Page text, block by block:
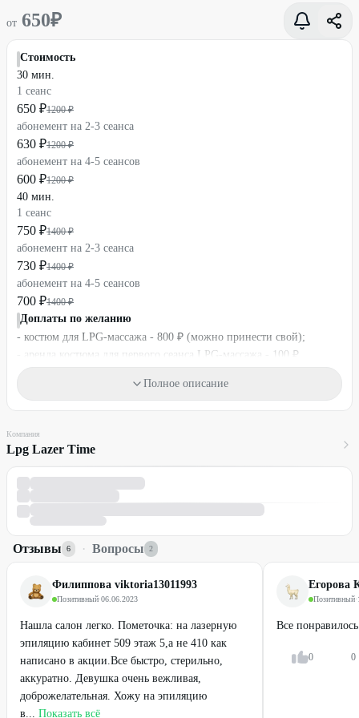
от 650₽
Стоимость
30 мин.
1 сеанс
650 ₽1200 ₽
абонемент на 2-3 сеанса
630 ₽1200 ₽
абонемент на 4-5 сеансов
600 ₽1200 ₽
40 мин.
1 сеанс
750 ₽1400 ₽
абонемент на 2-3 сеанса
730 ₽1400 ₽
абонемент на 4-5 сеансов
700 ₽1400 ₽
Доплаты по желанию
- костюм для LPG-массажа - 800 ₽ (можно принести свой);
- аренда костюма для первого сеанса LPG-массажа - 100 ₽
Подробнее
процедура выполняется на аппарате Integral V9;
срок действия абонементов - 12 месяцев с момента активации;
при оформлении абонемента;
клиентом - восстановлению не подлежат, денежные средства за
них не возвращаются;
при утере абонемента, купленного по акции, восстановление
приобретение абонемента означает, что вы согласны с
вышеизложенным, правилами пользования абонементом и
правилам посещения студии.
Условия
Возрастные ограничения: 18+
Материалы входят в стоимость.
Услуги по акции оказывает мастер-женщина.
Один промокод действует на одного человека.
Полное описание
Компания
Lpg Lazer Time
Отзывы 6 · Вопросы 2
Филиппова viktoria13011993
Позитивный·06.06.2023
Нашла салон легко. Пометочка: на лазерную
эпиляцию кабинет 509 этаж 5,а не 410 как
написано в акции.Все быстро, стерильно,
аккуратно. Девушка очень вежливая,
доброжелательная. Хожу на эпиляцию
в... Показать всё
Егорова
Позитивный·
Все
0 0